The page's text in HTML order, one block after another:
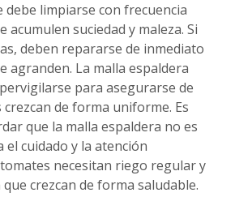
debe limpiarse con frecuencia
acumulen suciedad y maleza. Si
deben repararse de inmediato
agranden. La malla espaldera
para asegurarse de
de forma uniforme. Es
que la malla espaldera no es
cuidado y la atención
necesitan riego regular y
crezcan de forma saludable.